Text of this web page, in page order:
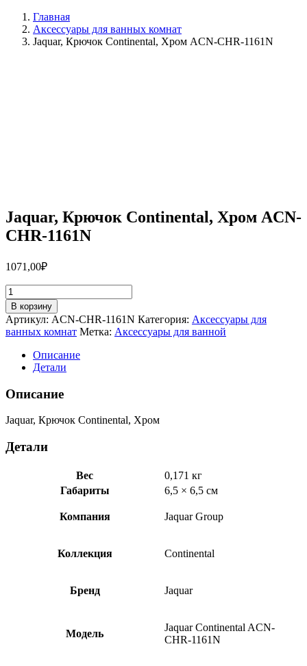
Главная
Аксессуары для ванных комнат
Jaquar, Крючок Continental, Хром ACN-CHR-1161N
Jaquar, Крючок Continental, Хром ACN-
CHR-1161N
1071,00₽
Количество
товара
Jaquar,
Крючок
Continental,
Хром
ACN-
1161N
В корзину
Артикул: ACN-CHR-1161N Категория: Аксессуары для
ванных комнат Метка: Аксессуары для ванной
Описание
Детали
Описание
Jaquar, Крючок Continental, Хром
Детали
Вес
0,171 кг
Габариты
6,5 × 6,5 см
Компания Jaquar Group
Коллекция Continental
Бренд Jaquar
Модель
Jaquar Continental ACN-
CHR-1161N